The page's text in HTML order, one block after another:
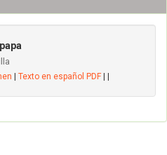
Texto en español PDF